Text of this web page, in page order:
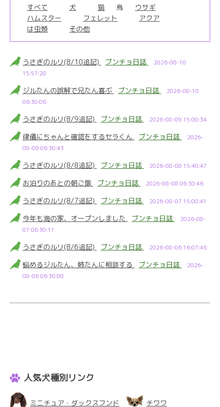
すべて
犬 猫 鳥
ウサギ
ハムスター
フェレット
アクア
は虫類
その他
うさぎのルリ(8/10追記) ブンチョ日誌
2026-08-10
15:57:28
ジルたんの誤解で兄たん喜ぶ ブンチョ日誌
2026-08-10
06:30:06
うさぎのルリ(8/9追記) ブンチョ日誌 2026-08-09 15:00:34
律儀にちゃんと確認をするセラくん ブンチョ日誌
2026-
08-09 06:30:43
うさぎのルリ(8/8追記) ブンチョ日誌 2026-08-08 15:40:47
お泊りのあとの朝ご飯 ブンチョ日誌 2026-08-08 06:30:46
うさぎのルリ(8/7追記) ブンチョ日誌 2026-08-07 15:00:41
今年も海の家、オープンしました ブンチョ日誌
2026-08-
07 06:30:11
うさぎのルリ(8/6追記) ブンチョ日誌 2026-08-06 16:07:46
悩めるジルたん、姉たんに相談する ブンチョ日誌
2026-
08-06 06:30:08
人気犬種別リンク
ミニチュア・ダックスフンド チワワ